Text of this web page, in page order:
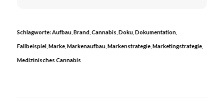
Schlagworte:Aufbau, Brand Cannabis Doku, Dokumentation,
Fallbeispiel Marke, Markenaufbau, Markenstrategie, Marketingstrategie,
Medizinisches Cannabis